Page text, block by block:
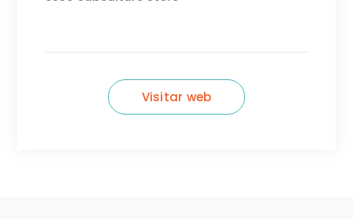
Visitar web